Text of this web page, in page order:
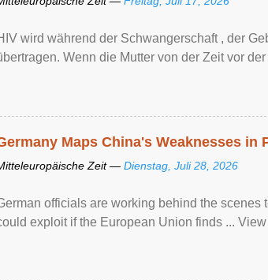
wird während der Schwangerschaft , der
Wenn die Mutter von der Zeit vor
Maps China's Weaknesses in
Zeit — Dienstag, Juli 28, 2026
officials are working behind the
exploit if the European Union finds ... View